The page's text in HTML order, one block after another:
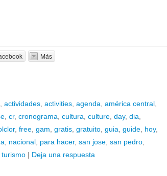
Más
actividades activities agenda américa central
cr, cronograma cultura culture day, dia
, free gam gratis gratuito guia guide hoy,
nacional para hacer, san jose san pedro
turismo | Deja una respuesta